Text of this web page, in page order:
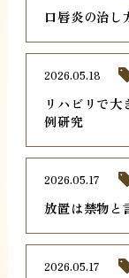
口唇炎の治し
リハビリで
例研究
2026.05.18
放置は禁物と
2026.05.17
2026.05.17